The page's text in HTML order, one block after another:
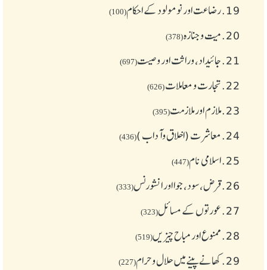
19. رضاعت اور نومولود کے احکام(100)
20. میت و جنازہ(378)
21. جائیداد، وراثت اور وصیت(697)
22. تجارت و معاملات(626)
23. ملازم اور ملازمت(395)
24. معاشرت (اخلاق وآداب )(436)
25. اسلامی نام(447)
26. قرض،سود، جوا اور انشورنس(333)
27. عورتوں کے مسائل(323)
28. ممنوع اور مباح چیز یں(519)
29. کھانے پینے میں حلال و حرام(227)